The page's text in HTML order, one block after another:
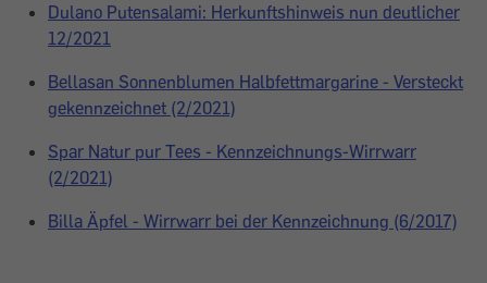
Dulano Putensalami: Herkunftshinweis nun deutlicher
12/2021
Bellasan Sonnenblumen Halbfettmargarine - Versteckt
gekennzeichnet (2/2021)
Spar Natur pur Tees - Kennzeichnungs-Wirrwarr
(2/2021)
Billa Äpfel - Wirrwarr bei der Kennzeichnung (6/2017)